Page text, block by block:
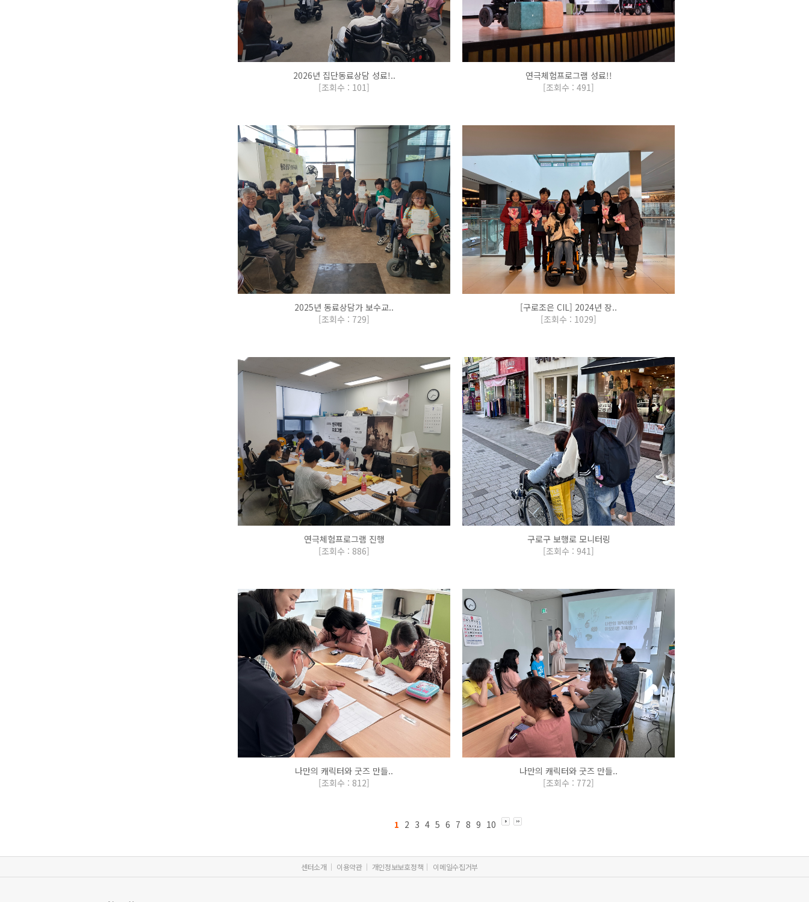
2026년 집단동료상담 성료!..
[조회수 : 101]
연극체험프로그램 성료!!
[조회수 : 491]
2025년 동료상담가 보수교..
[조회수 : 729]
[구로조은 CIL] 2024년 장..
[조회수 : 1029]
연극체험프로그램 진행
[조회수 : 886]
구로구 보행로 모니터링
[조회수 : 941]
나만의 캐릭터와 굿즈 만들..
[조회수 : 812]
나만의 캐릭터와 굿즈 만들..
[조회수 : 772]
1 2 3 4 5 6 7 8 9 10
센터소개 이용약관 개인정보보호정책 이메일수집거부